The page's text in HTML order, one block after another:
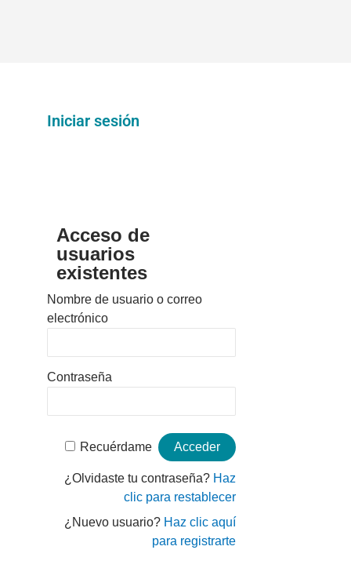
Iniciar sesión
Acceso de
usuarios
existentes
Nombre de usuario o correo
electrónico
Contraseña
Recuérdame
¿Olvidaste tu contraseña? Haz
clic para restablecer
¿Nuevo usuario? Haz clic aquí
para registrarte